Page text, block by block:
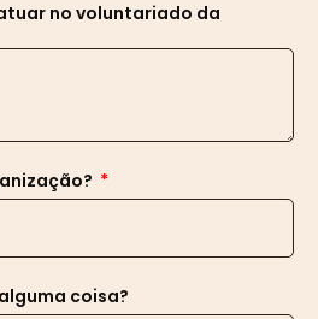
no voluntariado da
coisa?